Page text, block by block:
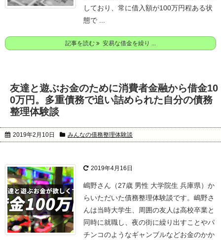
しており、常に借入額が100万円程ある状
態で ...
記事を読む 安易な借金を繰り ...
友達と遊ぶお金のために消費者金融から借金10
0万円。多重債務で追い詰められた自分の債務
整理体験談
2019年2月10日 みんなの債務整理体験談
2019年4月16日
嶋野さん（27歳 男性 大学院生 兵庫県）か
らいただいた債務整理体験談です。 嶋野さ
んは当時大学生、周囲の友人は高校卒業と
同時に就職し、夜の街に繰り出すことやパ
チンコのようなギャンブルなどお金のかか